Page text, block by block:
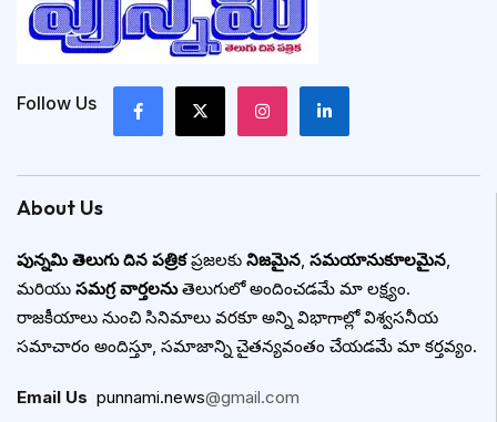
Follow Us
About Us
పున్నమి తెలుగు దిన పత్రికప్రజలకు నిజమైన, సమయానుకూలమైన,
మరియు సమగ్ర వార్తలనుతెలుగులో అందించడమే మా లక్ష్యం.
రాజకీయాలు నుంచి సినిమాలు వరకూ అన్ని విభాగాల్లో విశ్వసనీయ
సమాచారం అందిస్తూ, సమాజాన్ని చైతన్యవంతం చేయడమే మా కర్తవ్యం.
Email Us punnami.news@gmail.com